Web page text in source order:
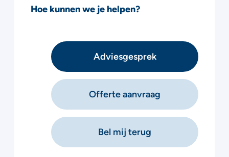
Hoe kunnen we je helpen?
Adviesgesprek
Offerte aanvraag
Bel mij terug